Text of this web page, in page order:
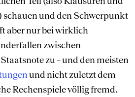
und den Schwerpunkt
aber nur bei wirklich
zwischen
zu – und den meisten
und nicht zuletzt dem
Rechenspiele völlig fremd.